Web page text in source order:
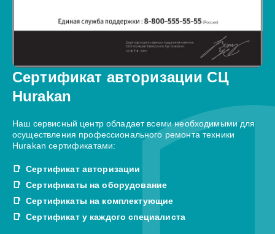
Сертификат авторизации СЦ
Hurakan
Наш сервисный центр обладает всеми необходимыми для
осуществления профессионального ремонта техники
Hurakan сертификатами:
Сертификат авторизации
Сертификаты на оборудование
Сертификаты на комплектующие
Сертификат у каждого специалиста